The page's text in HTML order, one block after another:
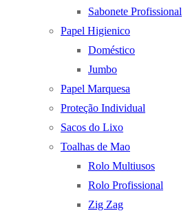
Sabonete Profissional
Papel Higienico
Doméstico
Jumbo
Papel Marquesa
Proteção Individual
Sacos do Lixo
Toalhas de Mao
Rolo Multiusos
Rolo Profissional
Zig Zag